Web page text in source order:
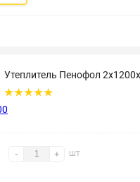
Утеплитель Пенофол
- + шт